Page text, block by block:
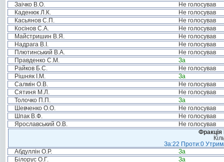
Заічко В.О.
Не голосував
Каденюк Л.К.
Не голосував
Касьянов С.П.
Не голосував
Косінов С.А.
Не голосував
Майстришин В.Я.
Не голосував
Надрага В.І.
Не голосував
Плютинський В.А.
Не голосував
Правденко С.М.
За
Райков Б.С.
Не голосував
Рішняк І.М.
За
Салмін О.В.
Не голосував
Сятиня М.Л.
Не голосував
Толочко П.П.
За
Шевченко О.О.
Не голосував
Шпак В.Ф.
Не голосував
Ярославський О.В.
Не голосував
За:22 Проти:0
Абдуллін О.Р.
За
Білорус О.Г.
За